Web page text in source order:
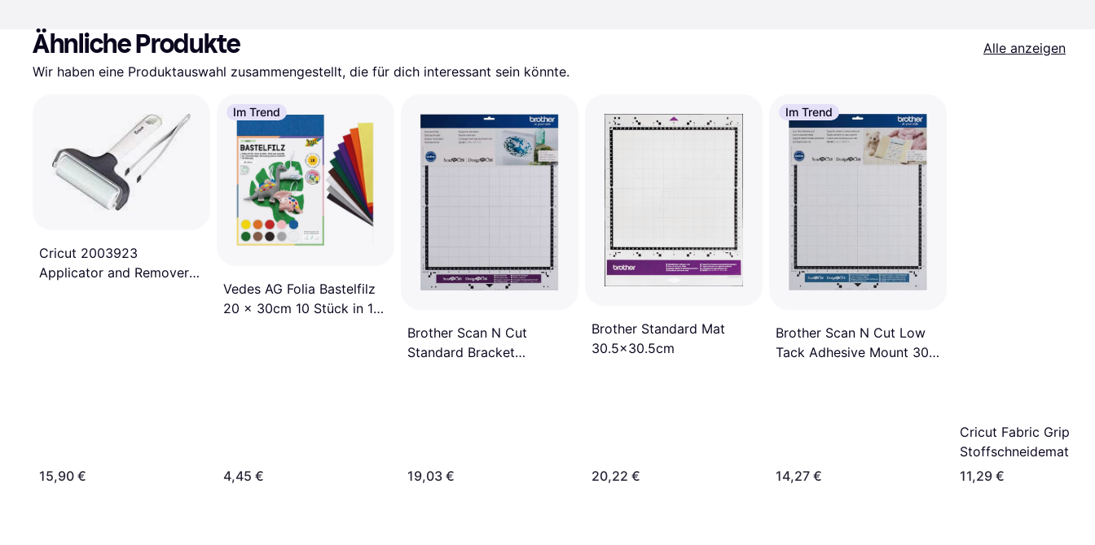
Ähnliche Produkte
Alle anzeigen
Wir haben eine Produktauswahl zusammengestellt, die für dich interessant sein könnte.
Cricut 2003923
Applicator and Remover
15,90 €
Im Trend
Vedes AG Folia Bastelfilz
20 x 30cm 10 Stück in 10
4,45 €
Brother Scan N Cut
Standard Bracket
19,03 €
Brother Standard Mat
30.5x30.5cm
20,22 €
Im Trend
Brother Scan N Cut Low
Tack Adhesive Mount 30.5
14,27 €
Cricut Fabric Grip
Stoffschneidematte
30,5x61cm
11,29 €